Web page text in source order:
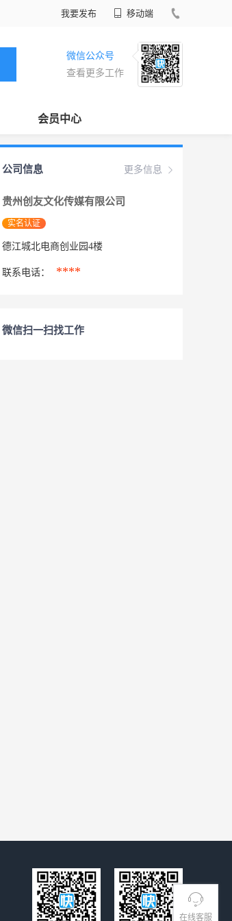
我要发布 移动端
微信公众号
查看更多工作
会员中心
在线客服
更多信息
公司信息
贵州创友文化传媒有限公司
实名认证
德江城北电商创业园4楼
联系电话： ****
微信扫一扫找工作